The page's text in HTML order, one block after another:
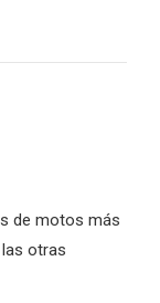
de motos más
otras